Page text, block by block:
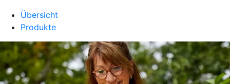
Übersicht
Produkte